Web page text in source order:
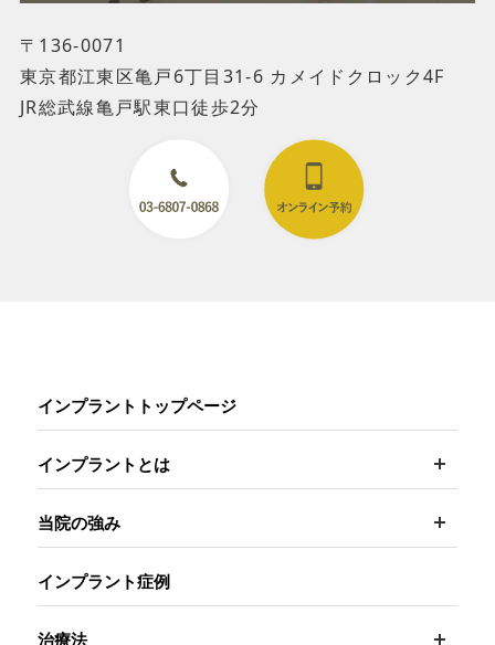
〒136-0071
東京都江東区亀戸6丁目31-6 カメイドクロック4F
JR総武線亀戸駅東口徒歩2分
インプラントトップページ
インプラントとは
当院の強み
インプラント症例
治療法